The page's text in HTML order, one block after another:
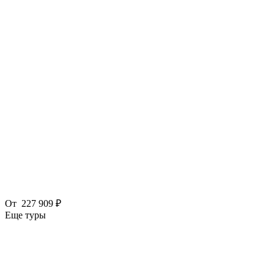
От 227 909 ₽
Еще туры